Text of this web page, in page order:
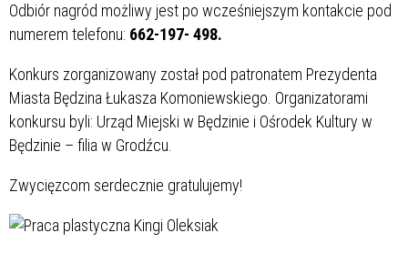
Odbiór nagród możliwy jest po wcześniejszym kontakcie pod
numerem telefonu: 662-197- 498.
Konkurs zorganizowany został pod patronatem Prezydenta
Miasta Będzina Łukasza Komoniewskiego. Organizatorami
konkursu byli: Urząd Miejski w Będzinie i Ośrodek Kultury w
Będzinie – filia w Grodźcu.
Zwycięzcom serdecznie gratulujemy!